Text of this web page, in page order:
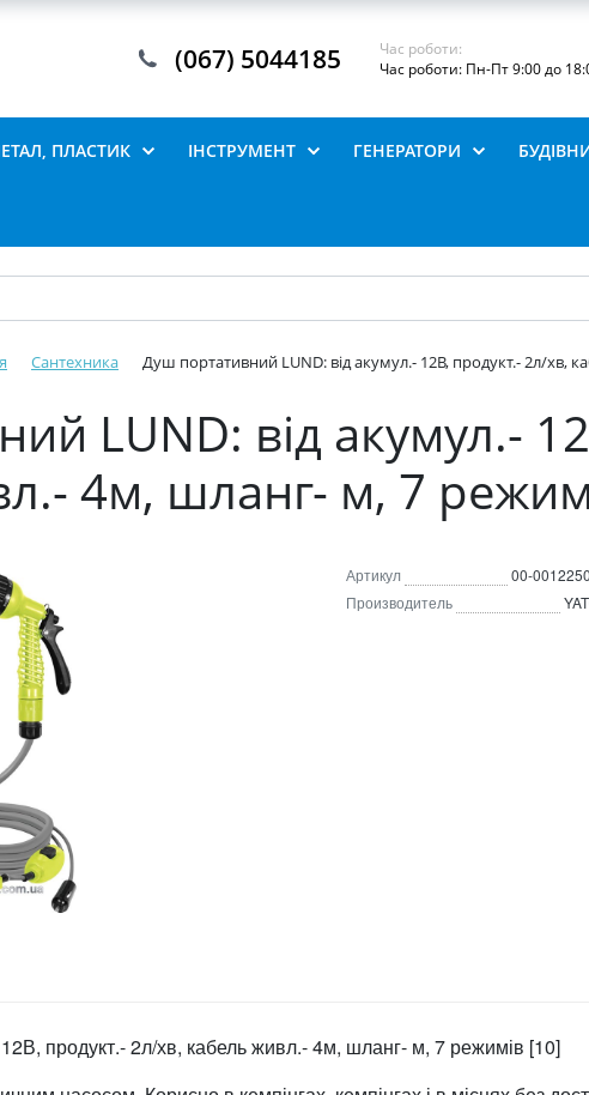
(067) 5044185
Час роботи:
Час роботи: Пн-Пт 9:00 до
ПЛАСТИК ІНСТРУМЕНТ ГЕНЕРАТОРИ
Сантехника Душ портативний LUND: від акумул.- 12В, продукт.- 2л/хв,
LUND: від акумул.-
4м, шланг- м, 7
Артикул
00-
Производитель
продукт.- 2л/хв, кабель живл.- 4м, шланг- м, 7 режимів [10]